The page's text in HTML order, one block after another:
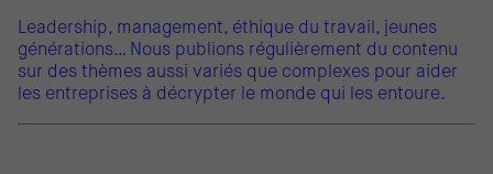
Leadership, management, éthique du travail, jeunes
générations… Nous publions régulièrement du contenu
sur des thèmes aussi variés que complexes pour aider
les entreprises à décrypter le monde qui les entoure.